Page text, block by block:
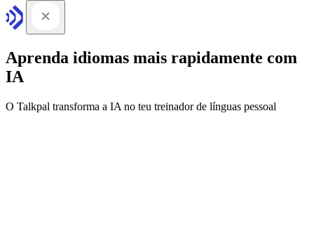
Aprenda idiomas mais rapidamente com
IA
O Talkpal transforma a IA no teu treinador de línguas pessoal